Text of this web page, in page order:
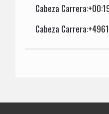
Cabeza
Cabeza